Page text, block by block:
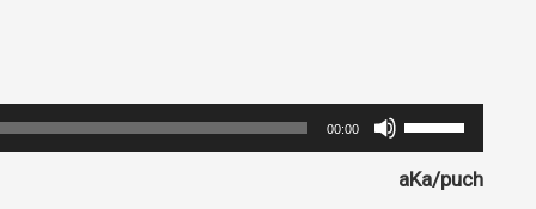
00:00
strzałek
do
aKa/puch